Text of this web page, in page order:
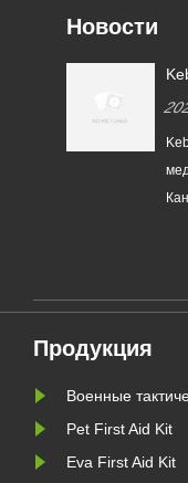
Новости
/
Продукция
Военные
Pet First Aid Kit
Eva First Aid Kit